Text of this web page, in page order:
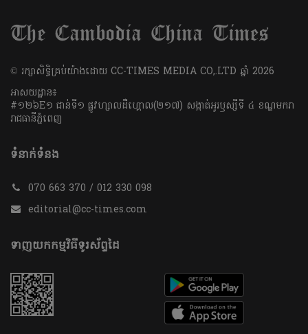
​© រក្សា​សិទ្ធិ​គ្រប់​យ៉ាង​ដោយ​ CC-TIMES MEDIA CO,.LTD ឆ្នាំ​ 2026
អាសយដ្ឋាន៖
#១២៦E១ ជាន់ទី១ ផ្លូវហ្សាលដឺហ្គោល(២១៧) សង្កាត់អូរឫស្សីទី ៤ ខណ្ឌមករា
រាជធានីភ្នំពេញ
ទំនាក់ទំនង
070 663 370 / 012 330 098
editorial@cc-times.com
ទាញយកកម្មវិធីទូរស័ព្ទដៃ